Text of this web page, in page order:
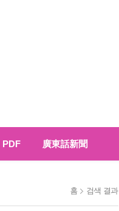
PDF
廣東話新聞
홈 검색 결과